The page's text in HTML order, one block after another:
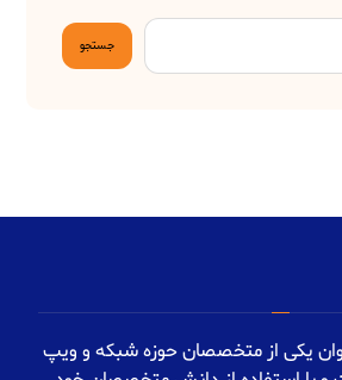
یکی از متخصصان حوزه شبکه و ویپ